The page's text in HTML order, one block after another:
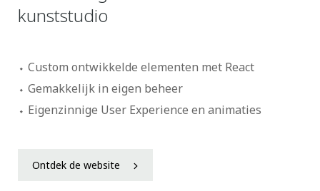
kunststudio
Custom ontwikkelde elementen met React
Gemakkelijk in eigen beheer
Eigenzinnige User Experience en animaties
Ontdek de website